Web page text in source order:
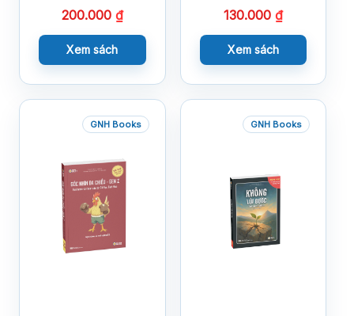
200.000 ₫
Xem sách
130.000 ₫
Xem sách
GNH Books GNH Books